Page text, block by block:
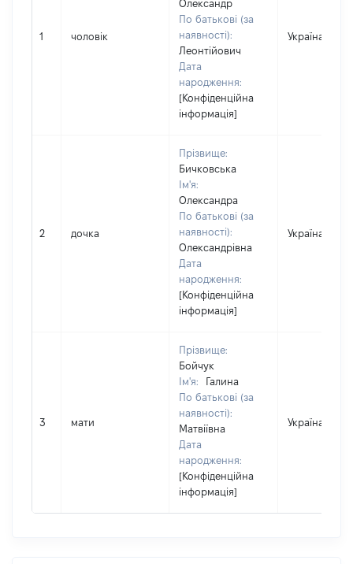
1 чоловік
Олександр
По батькові (за
наявності):
Леонтійович
Дата
народження:
[Конфіденційна
інформація]
Україна
2 дочка
Прізвище:
Бичковська
Ім'я:
Олександра
По батькові (за
наявності):
Олександрівна
Дата
народження:
[Конфіденційна
інформація]
Україна
3 мати
Прізвище:
Бойчук
Ім'я:
Галина
По батькові (за
наявності):
Матвіївна
Дата
народження:
[Конфіденційна
інформація]
Україна